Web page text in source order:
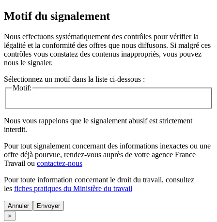
Motif du signalement
Nous effectuons systématiquement des contrôles pour vérifier la
légalité et la conformité des offres que nous diffusons. Si malgré ces
contrôles vous constatez des contenus inappropriés, vous pouvez
nous le signaler.
Sélectionnez un motif dans la liste ci-dessous :
Motif:
Nous vous rappelons que le signalement abusif est strictement
interdit.
Pour tout signalement concernant des informations inexactes ou une
offre déjà pourvue, rendez-vous auprès de votre agence France
Travail ou contactez-nous
Pour toute information concernant le droit du travail, consultez
les fiches pratiques du Ministère du travail
Annuler
×